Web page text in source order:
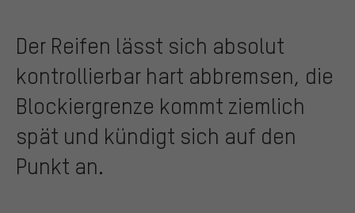
Der Reifen lässt sich absolut
kontrollierbar hart abbremsen, die
Blockiergrenze kommt ziemlich
spät und kündigt sich auf den
Punkt an.